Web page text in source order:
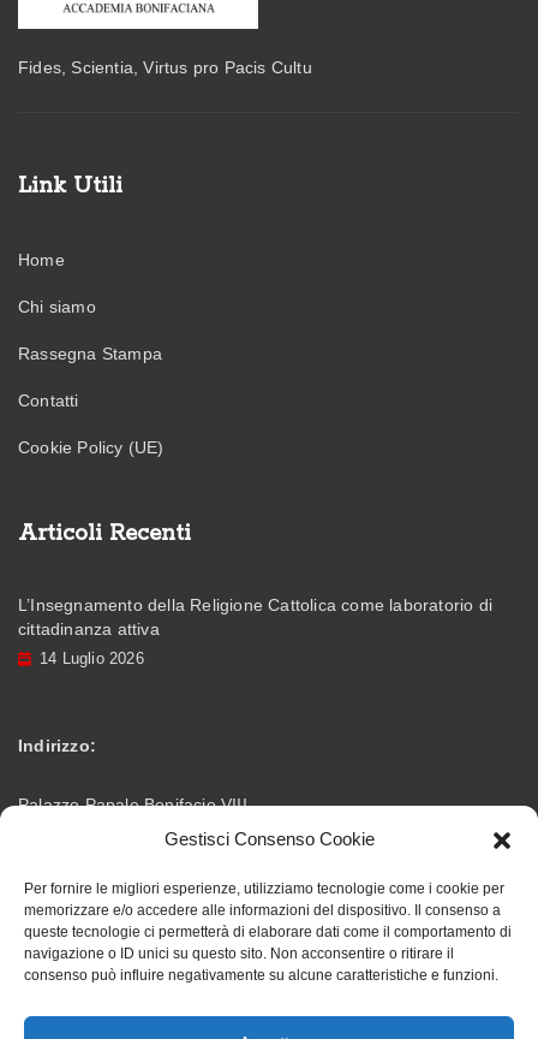
Gestisci Consenso Cookie
Per fornire le migliori esperienze, utilizziamo tecnologie come i cookie per
memorizzare e/o accedere alle informazioni del dispositivo. Il consenso a
queste tecnologie ci permetterà di elaborare dati come il comportamento di
navigazione o ID unici su questo sito. Non acconsentire o ritirare il
consenso può influire negativamente su alcune caratteristiche e funzioni.
Fides, Scientia, Virtus pro Pacis Cultu
Link Utili
Home
Chi siamo
Rassegna Stampa
Contatti
Cookie Policy (UE)
Articoli Recenti
L’Insegnamento della Religione Cattolica come laboratorio di
cittadinanza attiva
14 Luglio 2026
Indirizzo:
Palazzo Papale Bonifacio VIII
Email: info@accademiabonifaciana.eu
Telefono:328 5354419